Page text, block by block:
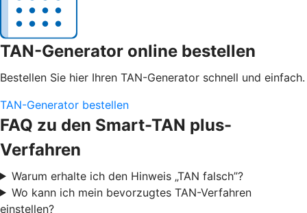
TAN-Generator online bestellen
Bestellen Sie hier Ihren TAN-Generator schnell und einfach.
TAN-Generator bestellen
FAQ zu den Smart-TAN plus-
Verfahren
Warum erhalte ich den Hinweis „TAN falsch”?
Wo kann ich mein bevorzugtes TAN-Verfahren
einstellen?